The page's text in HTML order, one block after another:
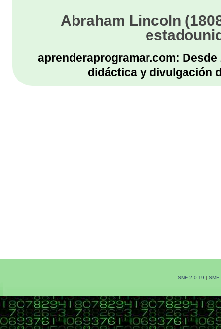
Abraham Lincoln
aprenderaprogramar.com:
didáctica y divulgación
SMF 2.0.19 | SMF